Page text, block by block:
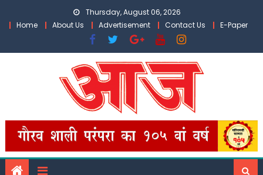
Thursday, August 06, 2026
Home
About Us Advertisement Contact Us E-Paper